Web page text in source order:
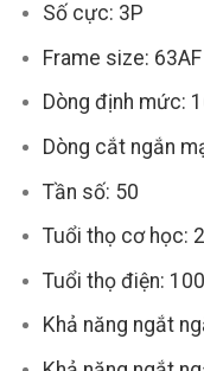
Số cực: 3P
Frame size: 63AF
Dòng định mức:
Dòng cắt ngắn
Tần số: 50
Tuổi thọ cơ học:
Tuổi thọ điện:
Khả năng ngắt